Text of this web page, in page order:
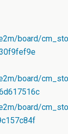
board/
board/
board/